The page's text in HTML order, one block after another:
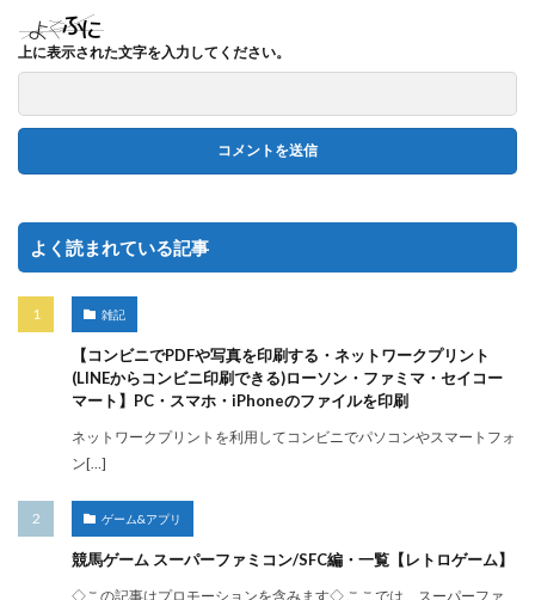
上に表示された文字を入力してください。
よく読まれている記事
雑記
【コンビニでPDFや写真を印刷する・ネットワークプリント
(LINEからコンビニ印刷できる)ローソン・ファミマ・セイコー
マート】PC・スマホ・iPhoneのファイルを印刷
ネットワークプリントを利用してコンビニでパソコンやスマートフォ
ン[…]
ゲーム&アプリ
競馬ゲーム スーパーファミコン/SFC編・一覧【レトロゲーム】
◇この記事はプロモーションを含みます◇ ここでは、スーパーファ